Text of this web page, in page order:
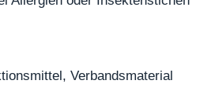
Verbandsmaterial